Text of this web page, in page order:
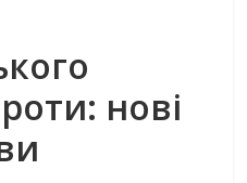
нові